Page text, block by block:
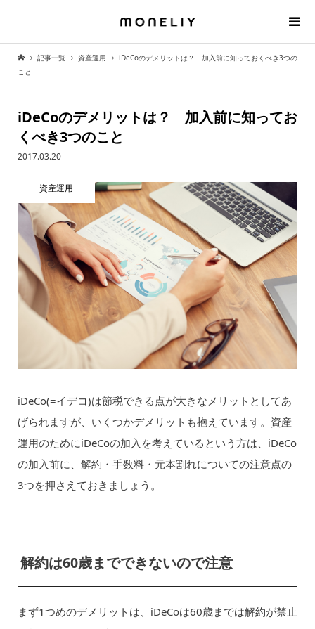
記事一覧 資産運用
iDeCoのデメリットは？ 加入前に知っておくべき3つの
こと
iDeCoのデメリットは？ 加入前に知ってお
くべき3つのこと
2017.03.20
資産運用
iDeCo(=イデコ)は節税できる点が大きなメリットとしてあ
げられますが、いくつかデメリットも抱えています。資産
運用のためにiDeCoの加入を考えているという方は、iDeCo
の加入前に、解約・手数料・元本割れについての注意点の
3つを押さえておきましょう。
解約は60歳までできないので注意
まず1つめのデメリットは、iDeCoは60歳までは解約が禁止